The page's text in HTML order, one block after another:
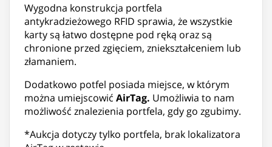
Wygodna konstrukcja portfela
antykradzieżowego RFID sprawia, że wszystkie
karty są łatwo dostępne pod ręką oraz są
chronione przed zgięciem, zniekształceniem lub
złamaniem.
Dodatkowo potfel posiada miejsce, w którym
można umiejscowić AirTag. Umożliwia to nam
możliwość znalezienia portfela, gdy go zgubimy.
*Aukcja dotyczy tylko portfela, brak lokalizatora